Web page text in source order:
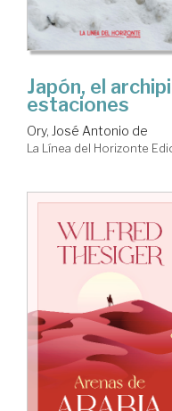
Japón, el
estaciones
Ory, José Antonio de
La Línea del Horizonte